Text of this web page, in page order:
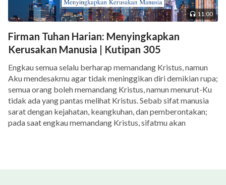
11:00
Firman Tuhan Harian: Menyingkapkan
Kerusakan Manusia | Kutipan 305
Engkau semua selalu berharap memandang Kristus, namun
Aku mendesakmu agar tidak meninggikan diri demikian rupa;
semua orang boleh memandang Kristus, namun menurut-Ku
tidak ada yang pantas melihat Kristus. Sebab sifat manusia
sarat dengan kejahatan, keangkuhan, dan pemberontakan;
pada saat engkau memandang Kristus, sifatmu akan